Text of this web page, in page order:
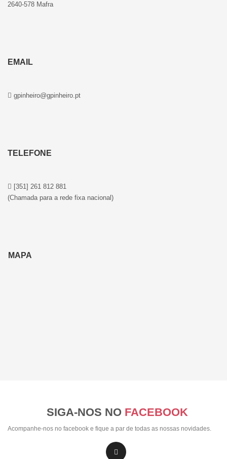
2640-578 Mafra
EMAIL
gpinheiro@gpinheiro.pt
TELEFONE
[351] 261 812 881
(Chamada para a rede fixa nacional)
MAPA
SIGA-NOS NO FACEBOOK
Acompanhe-nos no facebook e fique a par de todas as nossas novidades.